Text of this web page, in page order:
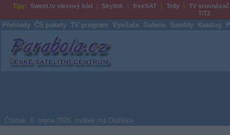
Tipy: Sweet.tv slevový kód Skylink freeSAT Telly
TV srovnávač
T/T2
Přehledy ČS pakety TV program Vysílače Galerie Satelity Katalog
Parabola.cz
Čtvrtek, 6. srpna 2026, svátek má Oldřiška